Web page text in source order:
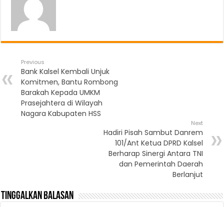
Previous
Bank Kalsel Kembali Unjuk
Komitmen, Bantu Rombong
Barakah Kepada UMKM
Prasejahtera di Wilayah
Nagara Kabupaten HSS
Next
Hadiri Pisah Sambut Danrem
101/Ant Ketua DPRD Kalsel
Berharap Sinergi Antara TNI
dan Pemerintah Daerah
Berlanjut
Tinggalkan Balasan